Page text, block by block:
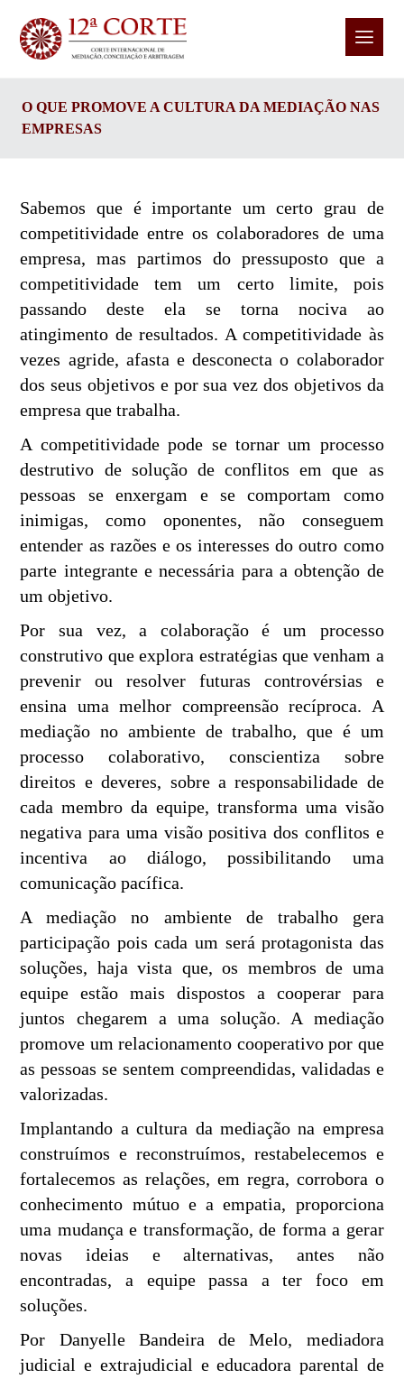
O QUE PROMOVE A CULTURA DA MEDIAÇÃO NAS
EMPRESAS
Sabemos que é importante um certo grau de
competitividade entre os colaboradores de uma
empresa, mas partimos do pressuposto que a
competitividade tem um certo limite, pois
passando deste ela se torna nociva ao
atingimento de resultados. A competitividade às
vezes agride, afasta e desconecta o colaborador
dos seus objetivos e por sua vez dos objetivos da
empresa que trabalha.
A competitividade pode se tornar um processo
destrutivo de solução de conflitos em que as
pessoas se enxergam e se comportam como
inimigas, como oponentes, não conseguem
entender as razões e os interesses do outro como
parte integrante e necessária para a obtenção de
um objetivo.
Por sua vez, a colaboração é um processo
construtivo que explora estratégias que venham a
prevenir ou resolver futuras controvérsias e
ensina uma melhor compreensão recíproca. A
mediação no ambiente de trabalho, que é um
processo colaborativo, conscientiza sobre
direitos e deveres, sobre a responsabilidade de
cada membro da equipe, transforma uma visão
negativa para uma visão positiva dos conflitos e
incentiva ao diálogo, possibilitando uma
comunicação pacífica.
A mediação no ambiente de trabalho gera
participação pois cada um será protagonista das
soluções, haja vista que, os membros de uma
equipe estão mais dispostos a cooperar para
juntos chegarem a uma solução. A mediação
promove um relacionamento cooperativo por que
as pessoas se sentem compreendidas, validadas e
valorizadas.
Implantando a cultura da mediação na empresa
construímos e reconstruímos, restabelecemos e
fortalecemos as relações, em regra, corrobora o
conhecimento mútuo e a empatia, proporciona
uma mudança e transformação, de forma a gerar
novas ideias e alternativas, antes não
encontradas, a equipe passa a ter foco em
soluções.
Por Danyelle Bandeira de Melo, mediadora
judicial e extrajudicial e educadora parental de